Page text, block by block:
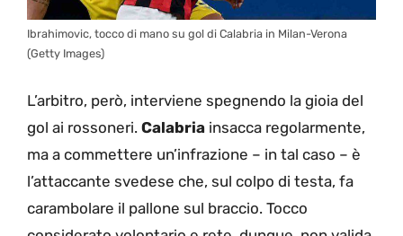
Ibrahimovic, tocco di mano su gol di Calabria in Milan-Verona
(Getty Images)
L’arbitro, però, interviene spegnendo la gioia del
gol ai rossoneri. Calabria insacca regolarmente,
ma a commettere un’infrazione – in tal caso – è
l’attaccante svedese che, sul colpo di testa, fa
carambolare il pallone sul braccio. Tocco